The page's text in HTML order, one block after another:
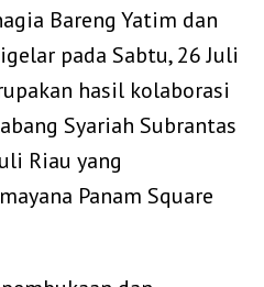
Bareng Yatim dan
pada Sabtu, 26 Juli
hasil kolaborasi
Syariah Subrantas
Riau yang
Panam Square